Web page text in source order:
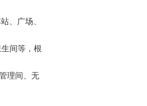
、广场、
间等，根
理间、无